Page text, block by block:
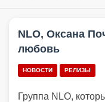
NLO, Оксана
любовь
НОВОСТИ РЕЛИЗЫ
Группа NLO,